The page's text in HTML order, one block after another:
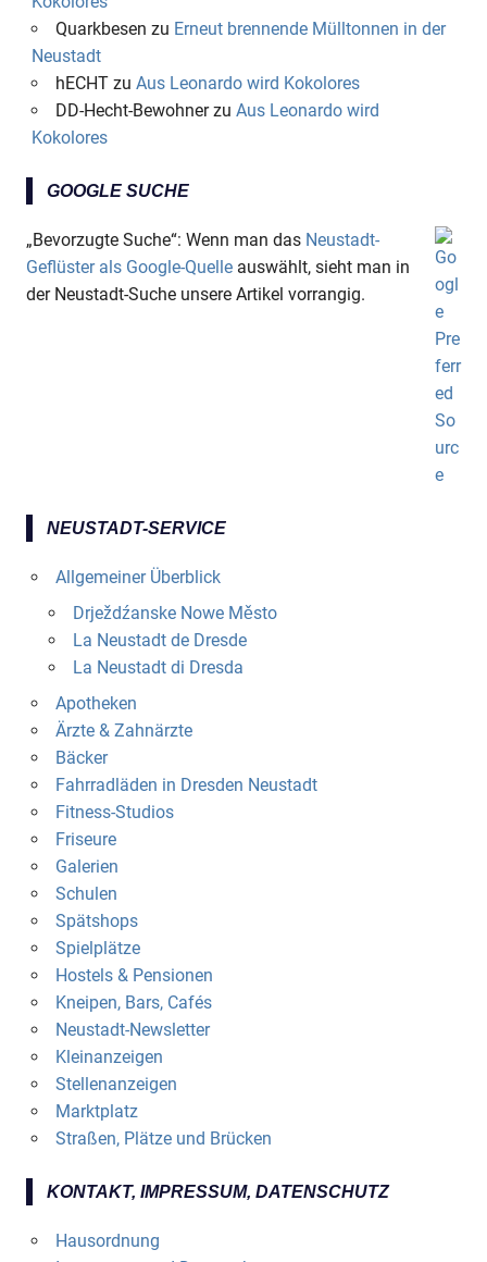
Quarkbesen zu Erneut brennende Mülltonnen in der
Neustadt
hECHTzu Aus Leonardo wird Kokolores
DD-Hecht-Bewohnerzu Aus Leonardo wird
Kokolores
GOOGLE SUCHE
„Bevorzugte Suche“: Wenn man das Neustadt-
Geflüster als Google-Quelle auswählt, sieht man in
der Neustadt-Suche unsere Artikel vorrangig.
NEUSTADT-SERVICE
Allgemeiner Überblick
Drježdźanske Nowe Město
La Neustadt de Dresde
La Neustadt di Dresda
Apotheken
Ärzte & Zahnärzte
Bäcker
Fahrradläden in Dresden Neustadt
Fitness-Studios
Friseure
Galerien
Schulen
Spätshops
Spielplätze
Hostels & Pensionen
Kneipen, Bars, Cafés
Neustadt-Newsletter
Kleinanzeigen
Stellenanzeigen
Marktplatz
Straßen, Plätze und Brücken
KONTAKT, IMPRESSUM, DATENSCHUTZ
Hausordnung